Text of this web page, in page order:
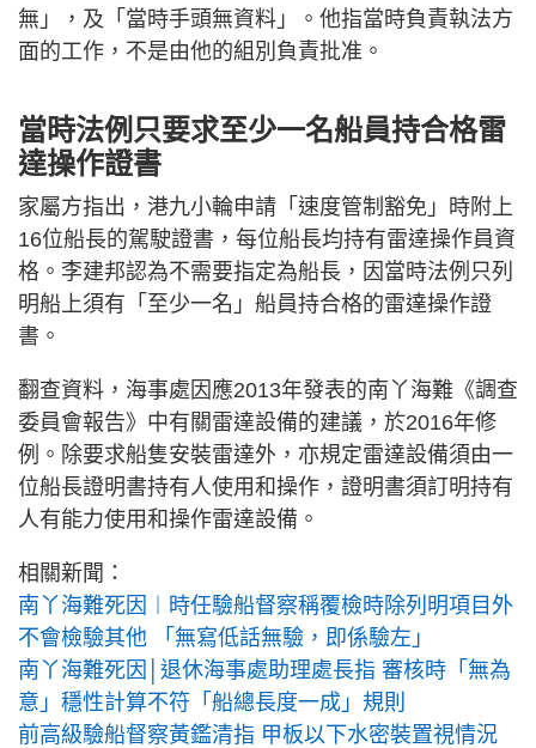
無」，及「當時手頭無資料」。他指當時負責執法方
面的工作，不是由他的組別負責批准。
當時法例只要求至少一名船員持合格雷
達操作證書
家屬方指出，港九小輪申請「速度管制豁免」時附上
16位船長的駕駛證書，每位船長均持有雷達操作員資
格。李建邦認為不需要指定為船長，因當時法例只列
明船上須有「至少一名」船員持合格的雷達操作證
書。
翻查資料，海事處因應2013年發表的南丫海難《調查
委員會報告》中有關雷達設備的建議，於2016年修
例。除要求船隻安裝雷達外，亦規定雷達設備須由一
位船長證明書持有人使用和操作，證明書須訂明持有
人有能力使用和操作雷達設備。
相關新聞：
南丫海難死因︱時任驗船督察稱覆檢時除列明項目外
不會檢驗其他 「無寫低話無驗，即係驗左」
南丫海難死因│退休海事處助理處長指 審核時「無為
意」穩性計算不符「船總長度一成」規則
前高級驗船督察黃鑑清指 甲板以下水密裝置視情況